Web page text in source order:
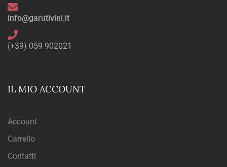
info@garutivini.it
(+39) 059 902021
IL MIO ACCOUNT
Account
Carrello
Contatti